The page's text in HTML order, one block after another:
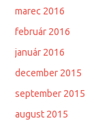
marec 2016
február 2016
január 2016
december 2015
september 2015
august 2015